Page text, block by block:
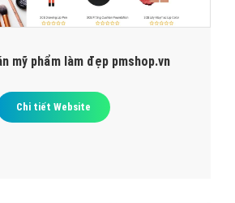
mỹ phẩm làm đẹp pmshop.vn
Chi tiết Website